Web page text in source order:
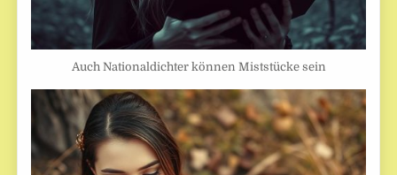
Auch Nationaldichter können Miststücke sein